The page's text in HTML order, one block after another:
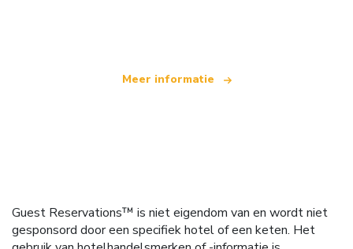
Meer informatie
Guest Reservations™ is niet eigendom van en wordt niet
gesponsord door een specifiek hotel of een keten. Het